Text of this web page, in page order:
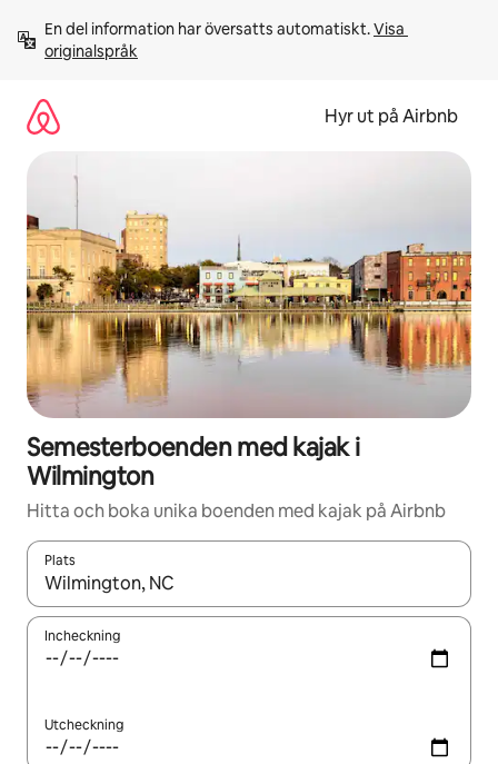
innehåll
En del information har översatts automatiskt. Visa
originalspråk
Hyr ut på Airbnb
Semesterboenden med kajak i
Wilmington
Hitta och boka unika boenden med kajak på Airbnb
Plats
När resultaten är tillgängliga kan du navigera med upp- och
Incheckning
Utcheckning